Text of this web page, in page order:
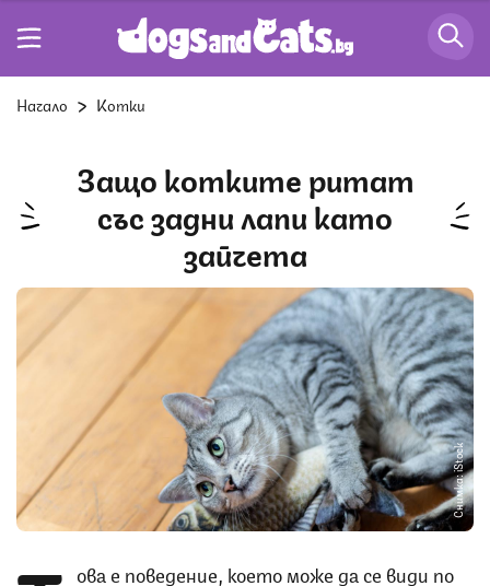
Начало Котки
Защо котките ритат
със задни лапи като
зайчета
Снимка: iStock
ова е поведение, което може да се види по